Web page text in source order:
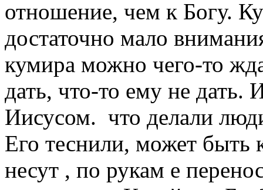
отношение, чем к Богу.
достаточно мало
кумира можно чего-то
дать, что-то ему не дать.
Иисусом. что делали
Его теснили, может быть
несут , по рукам е